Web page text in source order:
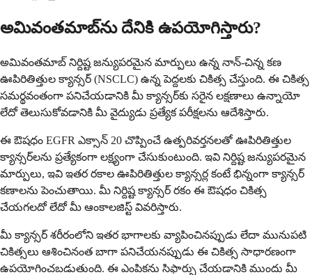
అమివంతమాబ్‌ను దేనికి ఉపయోగిస్తారు?
అమివంతమాబ్ నిర్దిష్ట జన్యుపరమైన మార్పులు ఉన్న నాన్-చిన్న కణ
ఊపిరితిత్తుల క్యాన్సర్ (NSCLC) ఉన్న పెద్దలకు చికిత్స చేస్తుంది. ఈ చికిత్స
సమర్థవంతంగా పనిచేయడానికి మీ క్యాన్సర్‌కు సరైన లక్షణాలు ఉన్నాయో
లేదో తెలుసుకోవడానికి మీ వైద్యుడు ప్రత్యేక పరీక్షలను ఆదేశిస్తారు.
ఈ ఔషధం EGFR ఎక్సాన్ 20 చొప్పించే ఉత్పరివర్తనలతో ఊపిరితిత్తుల
క్యాన్సర్‌లను ప్రత్యేకంగా లక్ష్యంగా చేసుకుంటుంది. ఇవి నిర్దిష్ట జన్యుపరమైన
మార్పులు, ఇవి ఇతర రకాల ఊపిరితిత్తుల క్యాన్సర్ల కంటే భిన్నంగా క్యాన్సర్
కణాలను పెంచుతాయి. మీ నిర్దిష్ట క్యాన్సర్ రకం ఈ ఔషధం చికిత్స
చేయగలదో లేదో మీ ఆంకాలజిస్ట్ వివరిస్తారు.
మీ క్యాన్సర్ శరీరంలోని ఇతర భాగాలకు వ్యాపించినప్పుడు లేదా మునుపటి
చికిత్సలు ఆశించినంత బాగా పనిచేయనప్పుడు ఈ చికిత్స సాధారణంగా
ఉపయోగించబడుతుంది. ఈ ఎంపికను సిఫార్సు చేయడానికి ముందు మీ